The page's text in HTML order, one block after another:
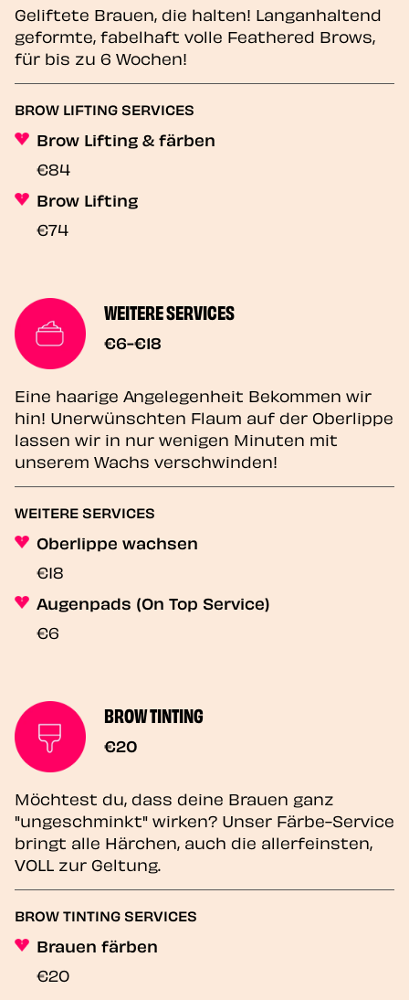
Geliftete Brauen, die halten! Langanhaltend
geformte, fabelhaft volle Feathered Brows,
für bis zu 6 Wochen!
BROW LIFTING SERVICES
Brow Lifting & färben
€84
Brow Lifting
€74
WEITERE SERVICES
€6-€18
Eine haarige Angelegenheit Bekommen wir
hin! Unerwünschten Flaum auf der Oberlippe
lassen wir in nur wenigen Minuten mit
unserem Wachs verschwinden!
WEITERE SERVICES
Oberlippe wachsen
€18
Augenpads (On Top Service)
€6
BROW TINTING
€20
Möchtest du, dass deine Brauen ganz
"ungeschminkt" wirken? Unser Färbe-Service
bringt alle Härchen, auch die allerfeinsten,
VOLL zur Geltung.
BROW TINTING SERVICES
Brauen färben
€20